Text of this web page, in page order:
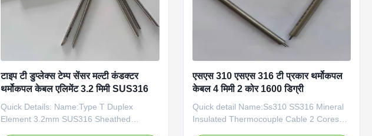
टाइप टी डुप्लेक्स टेम्प सेंसर मल्टी कंडक्टर
थर्मोकपल केबल एलिमेंट 3.2 मिमी SUS316
Quick Details: Name:Type T Duplex
Element 3.2mm SUS316 Sheathed
एसएस 310 एसएस 316 टी प्रकार थर्मोकपल
केबल 4 मिमी 2 कोर 1600 डिग्री
Quick detail Name:Ss310 SS316 Mineral
Insulated Thermocouple Cable 2 Cores